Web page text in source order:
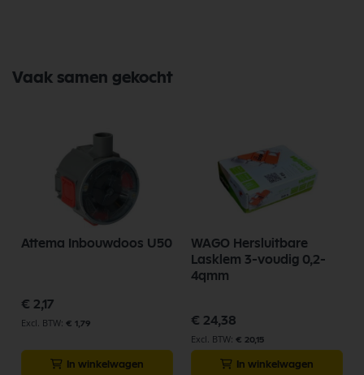
Vaak samen gekocht
Attema Inbouwdoos U50
€ 2,17
€ 1,79
In winkelwagen
WAGO Hersluitbare
Lasklem 3-voudig 0,2-
4qmm
€ 24,38
€ 20,15
In winkelwagen